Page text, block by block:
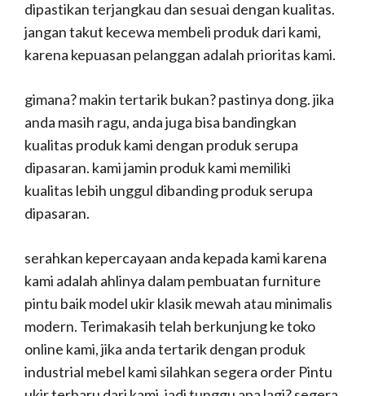
dipastikan terjangkau dan sesuai dengan kualitas.
jangan takut kecewa membeli produk dari kami,
karena kepuasan pelanggan adalah prioritas kami.
gimana? makin tertarik bukan? pastinya dong. jika
anda masih ragu, anda juga bisa bandingkan
kualitas produk kami dengan produk serupa
dipasaran. kami jamin produk kami memiliki
kualitas lebih unggul dibanding produk serupa
dipasaran.
serahkan kepercayaan anda kepada kami karena
kami adalah ahlinya dalam pembuatan furniture
pintu baik model ukir klasik mewah atau minimalis
modern. Terimakasih telah berkunjung ke toko
online kami, jika anda tertarik dengan produk
industrial mebel kami silahkan segera order Pintu